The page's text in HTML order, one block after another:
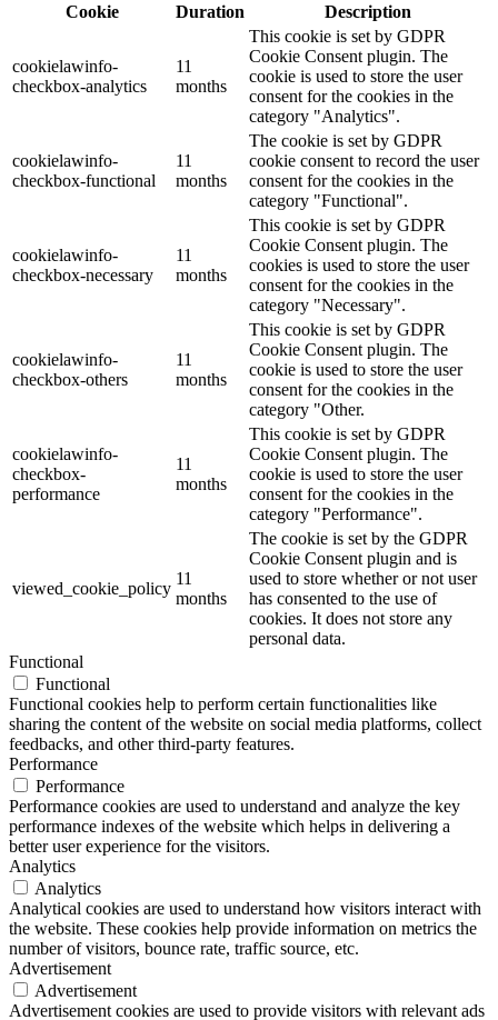
Cookie
Duration Description
cookielawinfo-
checkbox-analytics
11
months
This cookie is set by GDPR
Cookie Consent plugin. The
cookie is used to store the user
consent for the cookies in the
category "Analytics".
cookielawinfo-
checkbox-functional
11
months
The cookie is set by GDPR
cookie consent to record the user
consent for the cookies in the
category "Functional".
cookielawinfo-
checkbox-necessary
11
months
This cookie is set by GDPR
Cookie Consent plugin. The
cookies is used to store the user
consent for the cookies in the
category "Necessary".
cookielawinfo-
checkbox-others
11
months
This cookie is set by GDPR
Cookie Consent plugin. The
cookie is used to store the user
consent for the cookies in the
category "Other.
cookielawinfo-
checkbox-
performance
11
months
This cookie is set by GDPR
Cookie Consent plugin. The
cookie is used to store the user
consent for the cookies in the
category "Performance".
viewed_cookie_policy
11
months
The cookie is set by the GDPR
Cookie Consent plugin and is
used to store whether or not user
has consented to the use of
cookies. It does not store any
personal data.
Functional
Functional
Functional cookies help to perform certain functionalities like
sharing the content of the website on social media platforms, collect
feedbacks, and other third-party features.
Performance
Performance
Performance cookies are used to understand and analyze the key
performance indexes of the website which helps in delivering a
better user experience for the visitors.
Analytics
Analytics
Analytical cookies are used to understand how visitors interact with
the website. These cookies help provide information on metrics the
number of visitors, bounce rate, traffic source, etc.
Advertisement
Advertisement
Advertisement cookies are used to provide visitors with relevant ads